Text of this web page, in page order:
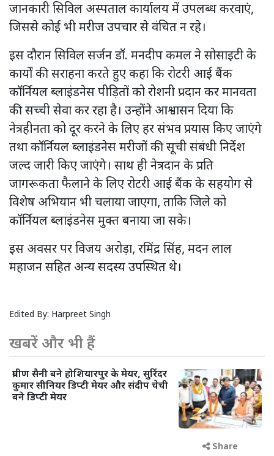
जानकारी सिविल अस्पताल कार्यालय में उपलब्ध करवाएं,
जिससे कोई भी मरीज उपचार से वंचित न रहे।
इस दौरान सिविल सर्जन डॉ. मनदीप कमल ने सोसाइटी के
कार्यों की सराहना करते हुए कहा कि रोटरी आई बैंक
कॉर्नियल ब्लाइंडनेस पीड़ितों को रोशनी प्रदान कर मानवता
की सच्ची सेवा कर रहा है। उन्होंने आश्वासन दिया कि
नेत्रहीनता को दूर करने के लिए हर संभव प्रयास किए जाएंगे
तथा कॉर्नियल ब्लाइंडनेस मरीजों की सूची संबंधी निर्देश
जल्द जारी किए जाएंगे। साथ ही नेत्रदान के प्रति
जागरूकता फैलाने के लिए रोटरी आई बैंक के सहयोग से
विशेष अभियान भी चलाया जाएगा, ताकि जिले को
कॉर्नियल ब्लाइंडनेस मुक्त बनाया जा सके।
इस अवसर पर विजय अरोड़ा, रमिंद्र सिंह, मदन लाल
महाजन सहित अन्य सदस्य उपस्थित थे।
Edited By: Harpreet Singh
खबरें और भी हैं
प्रवीण सैनी बने होशियारपुर के मेयर, सुरिंदर
कुमार सीनियर डिप्टी मेयर और संदीप चेची
बने डिप्टी मेयर
Share